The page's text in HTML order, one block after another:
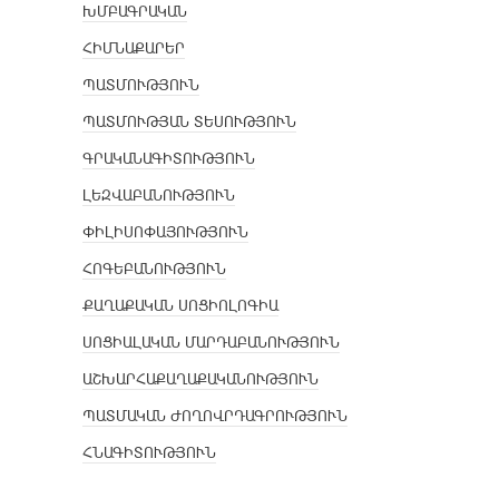
ԽՄԲԱԳՐԱԿԱՆ
ՀԻՄՆԱՔԱՐԵՐ
ՊԱՏՄՈՒԹՅՈՒՆ
ՊԱՏՄՈՒԹՅԱՆ ՏԵՍՈՒԹՅՈՒՆ
ԳՐԱԿԱՆԱԳԻՏՈՒԹՅՈՒՆ
ԼԵԶՎԱԲԱՆՈՒԹՅՈՒՆ
ՓԻԼԻՍՈՓԱՅՈՒԹՅՈՒՆ
ՀՈԳԵԲԱՆՈՒԹՅՈՒՆ
ՔԱՂԱՔԱԿԱՆ ՍՈՑԻՈԼՈԳԻԱ
ՍՈՑԻԱԼԱԿԱՆ ՄԱՐԴԱԲԱՆՈՒԹՅՈՒՆ
ԱՇԽԱՐՀԱՔԱՂԱՔԱԿԱՆՈՒԹՅՈՒՆ
ՊԱՏՄԱԿԱՆ ԺՈՂՈՎՐԴԱԳՐՈՒԹՅՈՒՆ
ՀՆԱԳԻՏՈՒԹՅՈՒՆ